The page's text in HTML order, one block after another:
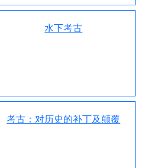
水下考古
考古：对历史的补丁及颠覆